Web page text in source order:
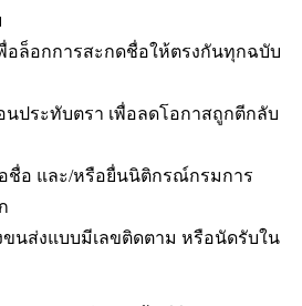
อล็อกการสะกดชื่อให้ตรงกันทุกฉบับ
นประทับตรา เพื่อลดโอกาสถูกตีกลับ
ชื่อ และ/หรือยื่นนิติกรณ์กรมการ
ขนส่งแบบมีเลขติดตาม หรือนัดรับใน